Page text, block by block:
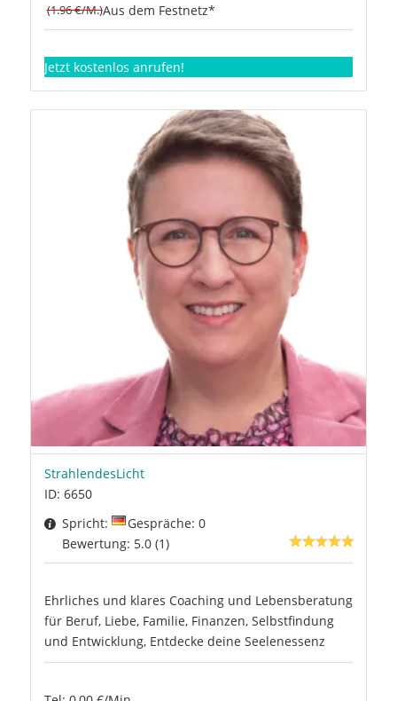
(1.96 €/M.)Aus dem Festnetz*
Jetzt kostenlos anrufen!
StrahlendesLicht
ID: 6650
Spricht:
Gespräche: 0
Bewertung: 5.0 (1)
Ehrliches und klares Coaching und Lebensberatung
für Beruf, Liebe, Familie, Finanzen, Selbstfindung
und Entwicklung, Entdecke deine Seelenessenz